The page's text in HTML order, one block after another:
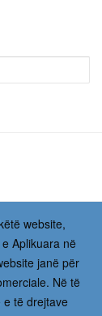
website,
Aplikuara në
janë për
Në të
e të drejtave